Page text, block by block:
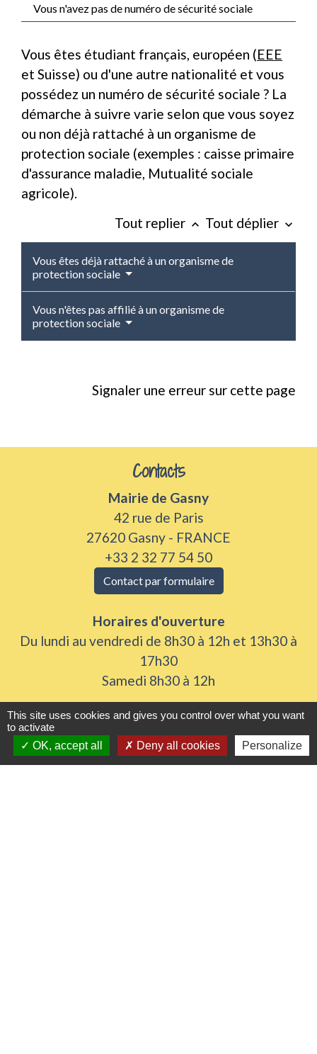
Vous n'avez pas de numéro de sécurité sociale
Vous êtes étudiant français, européen (EEE
et Suisse) ou d'une autre nationalité et vous
possédez un numéro de sécurité sociale ? La
démarche à suivre varie selon que vous soyez
ou non déjà rattaché à un organisme de
protection sociale (exemples : caisse primaire
d'assurance maladie, Mutualité sociale
agricole).
Tout replier keyboard_arrow_up Tout déplier keyboard_arrow_down
Vous êtes déjà rattaché à un organisme de
protection sociale
Vous n'êtes pas affilié à un organisme de
protection sociale
Signaler une erreur sur cette page
Contacts
Mairie de Gasny
42 rue de Paris
27620 Gasny - FRANCE
+33 2 32 77 54 50
Contact par formulaire
Horaires d'ouverture
Du lundi au vendredi de 8h30 à 12h et 13h30 à
17h30
Samedi 8h30 à 12h
This site uses cookies and gives you control over what you want
to activate
OK, accept all
Deny all cookies Personalize